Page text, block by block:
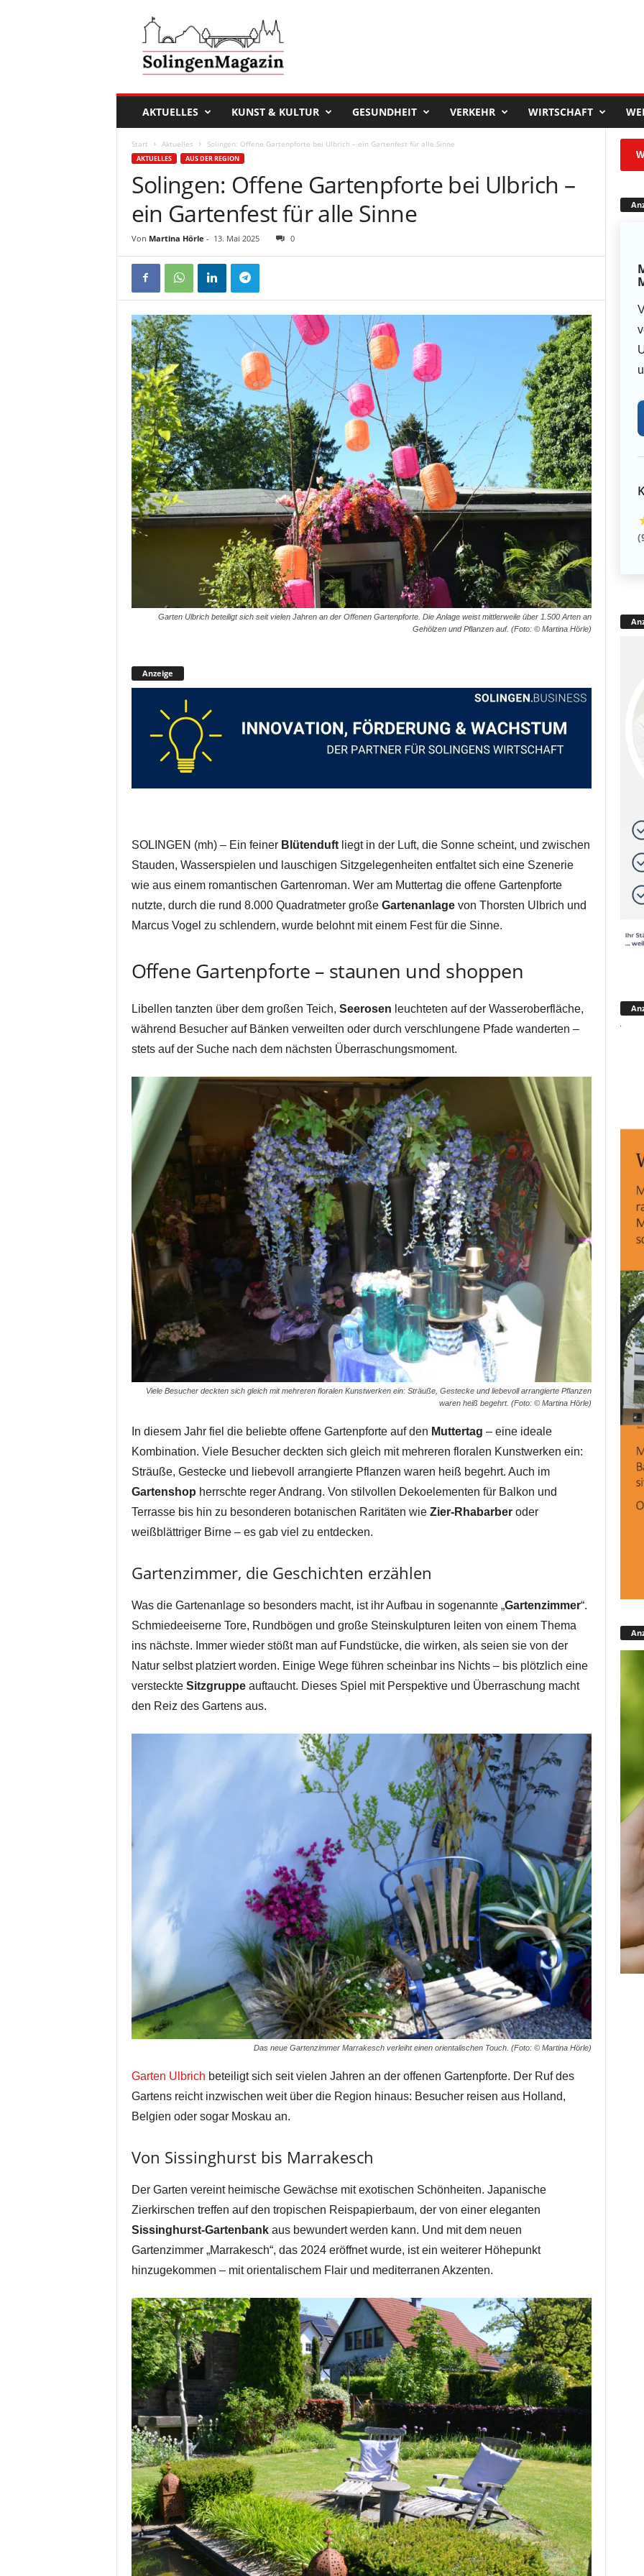
i
AKTUELLES KUNST & KULTUR GESUNDHEIT VERKEHR WIRTSCHAFT
Start Aktuelles Solingen: Offene Gartenpforte bei Ulbrich – ein Gartenfest für alle Sinne
AKTUELLES AUS DER REGION
Solingen: Offene Gartenpforte bei Ulbrich –
ein Gartenfest für alle Sinne
Von Martina Hörle - 13. Mai 2025 0
Garten Ulbrich beteiligt sich seit vielen Jahren an der Offenen Gartenpforte. Die Anlage weist mittlerweile über 1.500 Arten an
Gehölzen und Pflanzen auf. (Foto: © Martina Hörle)
Anzeige
SOLINGEN (mh) – Ein feiner Blütenduftliegt in der Luft, die Sonne scheint, und zwischen
Stauden, Wasserspielen und lauschigen Sitzgelegenheiten entfaltet sich eine Szenerie
wie aus einem romantischen Gartenroman. Wer am Muttertag die offene Gartenpforte
nutzte, durch die rund 8.000 Quadratmeter große Gartenanlagevon Thorsten Ulbrich und
Marcus Vogel zu schlendern, wurde belohnt mit einem Fest für die Sinne.
Offene Gartenpforte – staunen und shoppen
Libellen tanzten über dem großen Teich, Seerosen leuchteten auf der Wasseroberfläche,
während Besucher auf Bänken verweilten oder durch verschlungene Pfade wanderten –
stets auf der Suche nach dem nächsten Überraschungsmoment.
Viele Besucher deckten sich gleich mit mehreren floralen Kunstwerken ein: Sträuße, Gestecke und liebevoll arrangierte Pflanzen
waren heiß begehrt. (Foto: © Martina Hörle)
In diesem Jahr fiel die beliebte offene Gartenpforte auf den Muttertag – eine ideale
Kombination. Viele Besucher deckten sich gleich mit mehreren floralen Kunstwerken ein:
Sträuße, Gestecke und liebevoll arrangierte Pflanzen waren heiß begehrt. Auch im
Gartenshop herrschte reger Andrang. Von stilvollen Dekoelementen für Balkon und
Terrasse bis hin zu besonderen botanischen Raritäten wie Zier-Rhabarberoder
weißblättriger Birne – es gab viel zu entdecken.
Gartenzimmer, die Geschichten erzählen
Was die Gartenanlage so besonders macht, ist ihr Aufbau in sogenannte „Gartenzimmer“.
Schmiedeeiserne Tore, Rundbögen und große Steinskulpturen leiten von einem Thema
ins nächste. Immer wieder stößt man auf Fundstücke, die wirken, als seien sie von der
Natur selbst platziert worden. Einige Wege führen scheinbar ins Nichts – bis plötzlich eine
versteckte Sitzgruppeauftaucht. Dieses Spiel mit Perspektive und Überraschung macht
den Reiz des Gartens aus.
Das neue Gartenzimmer Marrakesch verleiht einen orientalischen Touch. (Foto: © Martina Hörle)
Garten Ulbrich beteiligt sich seit vielen Jahren an der offenen Gartenpforte. Der Ruf des
Gartens reicht inzwischen weit über die Region hinaus: Besucher reisen aus Holland,
Belgien oder sogar Moskau an.
Von Sissinghurst bis Marrakesch
Der Garten vereint heimische Gewächse mit exotischen Schönheiten. Japanische
Zierkirschen treffen auf den tropischen Reispapierbaum, der von einer eleganten
Sissinghurst-Gartenbankaus bewundert werden kann. Und mit dem neuen
Gartenzimmer „Marrakesch“, das 2024 eröffnet wurde, ist ein weiterer Höhepunkt
hinzugekommen – mit orientalischem Flair und mediterranen Akzenten.